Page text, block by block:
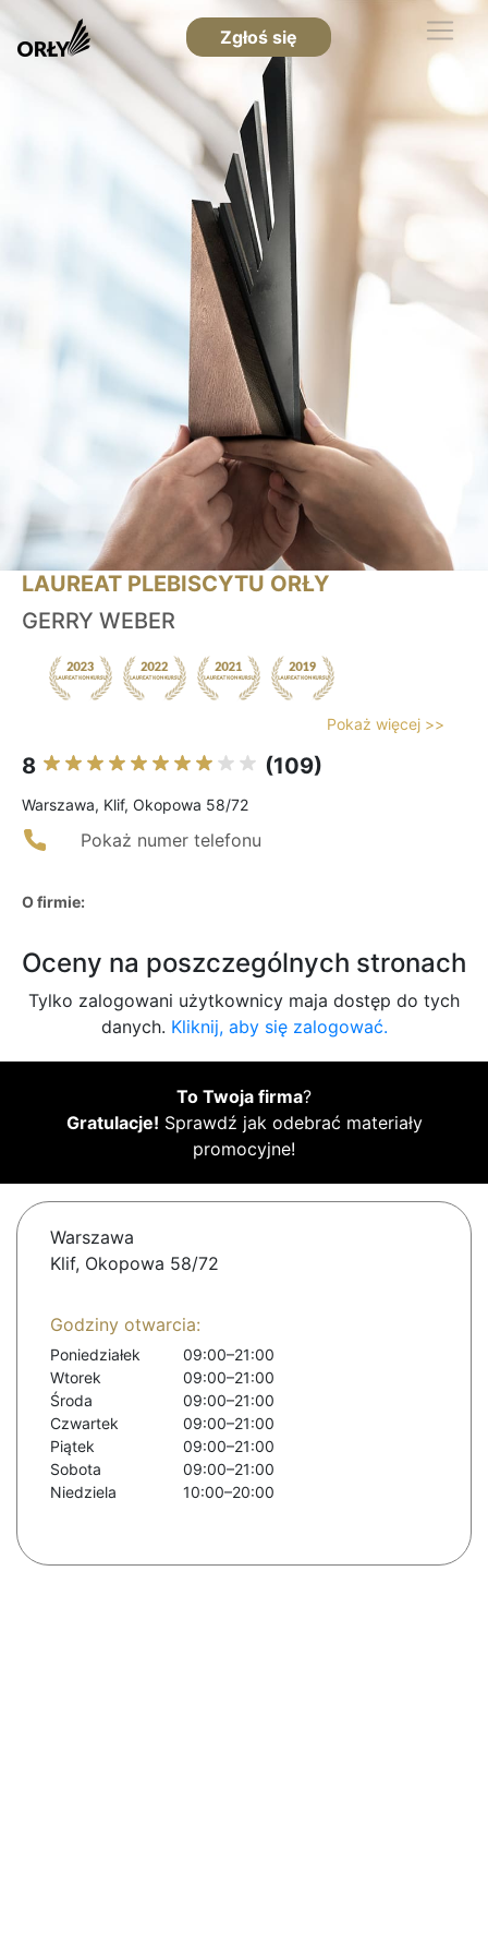
Zgłoś się
LAUREAT PLEBISCYTU ORŁY
GERRY WEBER
Pokaż więcej >>
8 (109)
Warszawa, Klif, Okopowa 58/72
Pokaż numer telefonu
O firmie:
Oceny na poszczególnych stronach
Tylko zalogowani użytkownicy maja dostęp do tych
danych. Kliknij, aby się zalogować.
To Twoja firma?
Gratulacje! Sprawdź jak odebrać materiały
promocyjne!
Warszawa
Klif, Okopowa 58/72
Godziny otwarcia:
Poniedziałek
09:00–21:00
Wtorek
09:00–21:00
Środa
09:00–21:00
Czwartek
09:00–21:00
Piątek
09:00–21:00
Sobota
09:00–21:00
Niedziela
10:00–20:00